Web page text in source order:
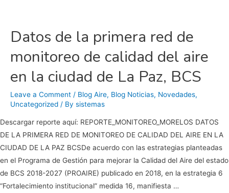
Datos de la primera red de
monitoreo de calidad del aire
en la ciudad de La Paz, BCS
Leave a Comment / Blog Aire, Blog Noticias, Novedades,
Uncategorized / By sistemas
Descargar reporte aquí: REPORTE_MONITOREO_MORELOS DATOS
DE LA PRIMERA RED DE MONITOREO DE CALIDAD DEL AIRE EN LA
CIUDAD DE LA PAZ BCSDe acuerdo con las estrategias planteadas
en el Programa de Gestión para mejorar la Calidad del Aire del estado
de BCS 2018-2027 (PROAIRE) publicado en 2018, en la estrategia 6
“Fortalecimiento institucional” medida 16, manifiesta …